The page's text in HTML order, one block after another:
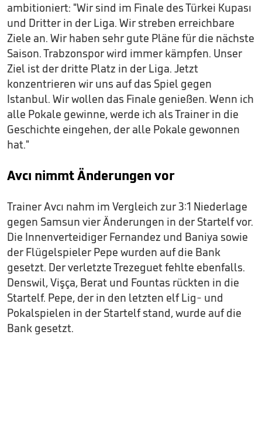
ambitioniert: "Wir sind im Finale des Türkei Kupası
und Dritter in der Liga. Wir streben erreichbare
Ziele an. Wir haben sehr gute Pläne für die nächste
Saison. Trabzonspor wird immer kämpfen. Unser
Ziel ist der dritte Platz in der Liga. Jetzt
konzentrieren wir uns auf das Spiel gegen
Istanbul. Wir wollen das Finale genießen. Wenn ich
alle Pokale gewinne, werde ich als Trainer in die
Geschichte eingehen, der alle Pokale gewonnen
hat."
Avcı nimmt Änderungen vor
Trainer Avcı nahm im Vergleich zur 3:1 Niederlage
gegen Samsun vier Änderungen in der Startelf vor.
Die Innenverteidiger Fernandez und Baniya sowie
der Flügelspieler Pepe wurden auf die Bank
gesetzt. Der verletzte Trezeguet fehlte ebenfalls.
Denswil, Vişça, Berat und Fountas rückten in die
Startelf. Pepe, der in den letzten elf Lig- und
Pokalspielen in der Startelf stand, wurde auf die
Bank gesetzt.